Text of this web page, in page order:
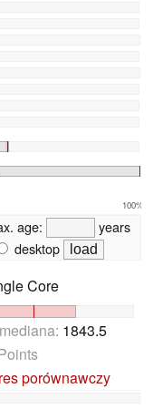
100%
age:
years
desktop
Core
1843.5
porównawczy